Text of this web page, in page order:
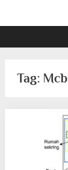
Tag: Mcb